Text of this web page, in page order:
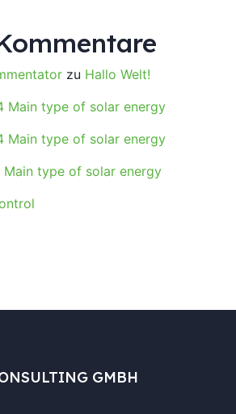
zu Hallo Welt!
Main type of solar energy
Main type of solar energy
Main type of solar energy
GMBH